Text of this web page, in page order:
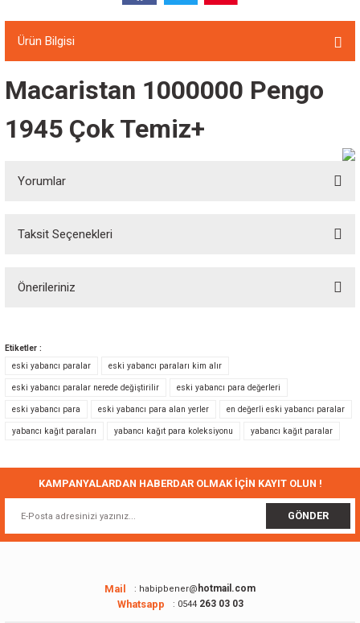
Ürün Bilgisi
Macaristan 1000000 Pengo
1945 Çok Temiz+
Yorumlar
Taksit Seçenekleri
Önerileriniz
Görüş ve önerileriniz için teşekkür ederiz.
Ürün resmi kalitesiz, bozuk veya görüntülenemiyor.
Ürün açıklamasında eksik bilgiler bulunuyor.
Ürün fiyatı diğer sitelerden daha pahalı.
Bu ürüne benzer farklı alternatifler olmalı.
Gönder
Etiketler :
eski yabancı paralar
eski yabancı paraları kim alır
eski yabancı paralar nerede değiştirilir eski yabancı para değerleri
eski yabancı para eski yabancı para alan yerler en değerli eski yabancı paralar
yabancı kağıt paraları yabancı kağıt para koleksiyonu yabancı kağıt paralar
KAMPANYALARDAN HABERDAR OLMAK İÇİN KAYIT OLUN !
GÖNDER
Mail : habipbener@ hotmail.com
Whatsapp : 0544263 03 03